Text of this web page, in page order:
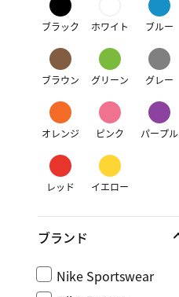
ブラック ホワイト ブルー
ブラウン グリーン グレー
オレンジ ピンク パープル
レッド イエロー
ブランド
Nike Sportswear